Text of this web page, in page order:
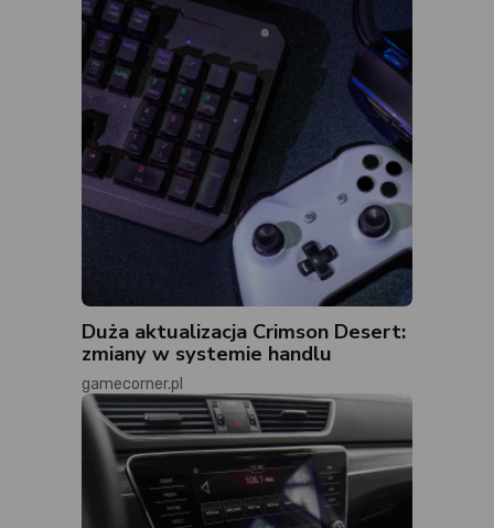
Duża aktualizacja Crimson Desert:
zmiany w systemie handlu
gamecorner.pl